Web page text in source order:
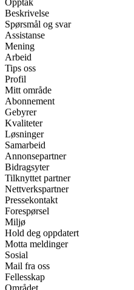
Beskrivelse
Spørsmål og svar
Assistanse
Mening
Arbeid
Tips oss
Profil
Mitt område
Abonnement
Gebyrer
Kvaliteter
Løsninger
Samarbeid
Annonsepartner
Bidragsyter
Tilknyttet partner
Nettverkspartner
Pressekontakt
Forespørsel
Miljø
Hold deg oppdatert
Motta meldinger
Sosial
Mail fra oss
Fellesskap
Området